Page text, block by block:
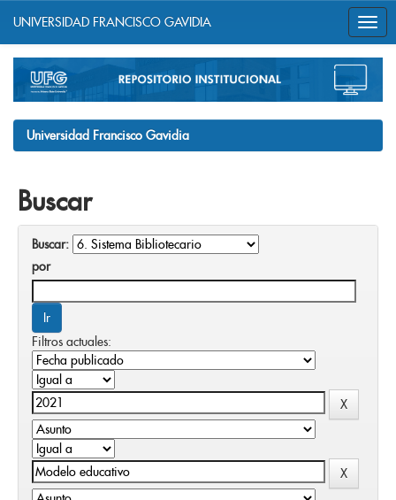
navigation
UNIVERSIDAD FRANCISCO GAVIDIA
Universidad Francisco Gavidia
Buscar
Buscar:
por
Filtros actuales: